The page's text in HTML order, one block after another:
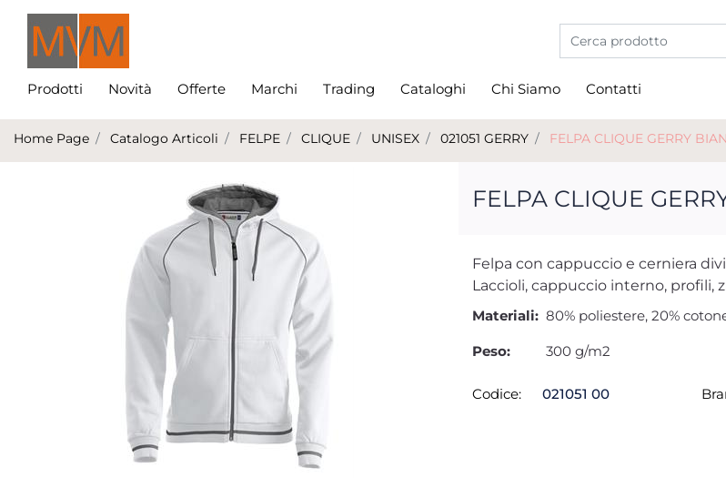
La modifica di un filtro
Prodotti Novità Offerte Marchi Trading Cataloghi Chi Siamo Contatti
Home Page Catalogo Articoli FELPE CLIQUE UNISEX 021051 GERRY FELPA CLIQUE GERRY
FELPA CLIQUE
Felpa con cappuccio e cerniera
Laccioli, cappuccio interno, profili,
Materiali: 80% poliestere, 20%
Peso: 300 g/m2
Codice: 021051 00